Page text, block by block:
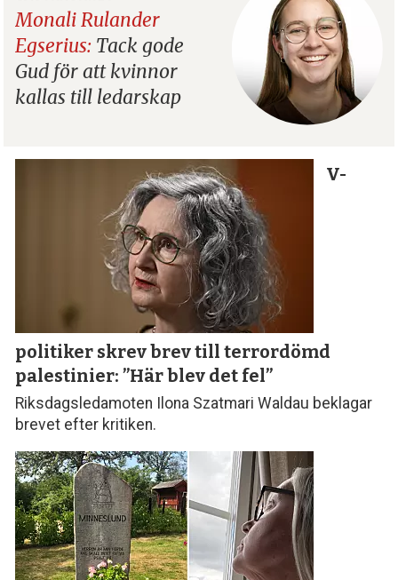
Monali Rulander
Egserius: Tack gode
Gud för att kvinnor
kallas till ledarskap
V-
politiker skrev brev till terror­dömd
palestinier: ”Här blev det fel”
Riksdagsledamoten Ilona Szatmari Waldau beklagar
brevet efter kritiken.